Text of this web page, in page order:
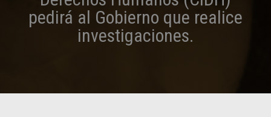
pedirá al Gobierno que realice
investigaciones.